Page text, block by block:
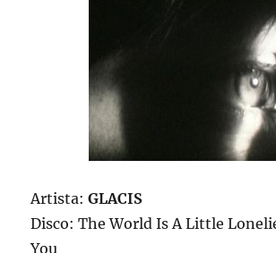
Artista:GLACIS
Disco: The World Is A Little
You